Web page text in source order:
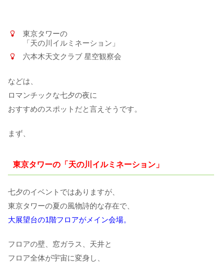
東京タワーの
「天の川イルミネーション」
六本木天文クラブ 星空観察会
などは、
ロマンチックな七夕の夜に
おすすめのスポットだと言えそうです。
まず、
東京タワーの「天の川イルミネーション」
七夕のイベントではありますが、
東京タワーの夏の風物詩的な存在で、
大展望台の1階フロアがメイン会場。
フロアの壁、窓ガラス、天井と
フロア全体が宇宙に変身し、